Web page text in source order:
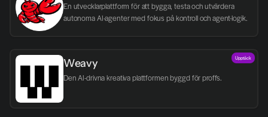
En utvecklarplattform för att bygga, testa och utvärdera
autonoma AI-agenter med fokus på kontroll och agent-logik.
Weavy
Den AI-drivna kreativa plattformen byggd för proffs.
Upptäck